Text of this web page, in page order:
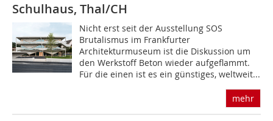
Schulhaus, Thal/CH
Nicht erst seit der Ausstellung SOS
Brutalismus im Frankfurter
Architekturmuseum ist die Diskussion um
den Werkstoff Beton wieder aufgeflammt.
Für die einen ist es ein günstiges, weltweit...
mehr